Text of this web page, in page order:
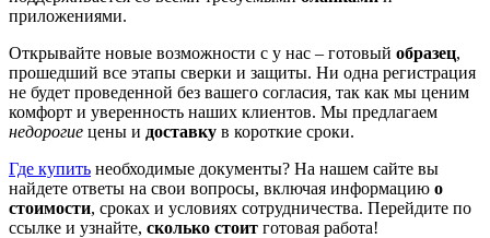
приложениями.
Открывайте новые возможности с у нас – готовый образец,
прошедший все этапы сверки и защиты. Ни одна регистрация
не будет проведенной без вашего согласия, так как мы ценим
комфорт и уверенность наших клиентов. Мы предлагаем
недорогие цены и доставку в короткие сроки.
Где купить необходимые документы? На нашем сайте вы
найдете ответы на свои вопросы, включая информацию о
стоимости, сроках и условиях сотрудничества. Перейдите по
ссылке и узнайте, сколько стоит готовая работа!